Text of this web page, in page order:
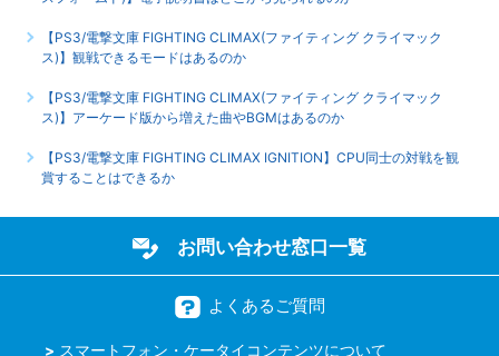
【PS3/電撃文庫 FIGHTING CLIMAX(ファイティング クライマック
ス)】観戦できるモードはあるのか
【PS3/電撃文庫 FIGHTING CLIMAX(ファイティング クライマック
ス)】アーケード版から増えた曲やBGMはあるのか
【PS3/電撃文庫 FIGHTING CLIMAX IGNITION】CPU同士の対戦を観
賞することはできるか
お問い合わせ窓口一覧
よくあるご質問
スマートフォン・ケータイコンテンツについて